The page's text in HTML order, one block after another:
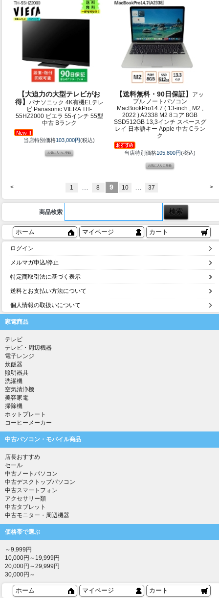
【大迫力の大型テレビがお
得】
パナソニック 4K有機ELテレ
ビ Panasonic VIERA TH-
55HZ2000 ビエラ 55インチ 55型
中古 Bランク
当店特別価格103,000円(税込)
【送料無料・90日保証】
アッ
プル ノートパソコン
MacBookPro14.7 ( 13-inch , M2 ,
2022 ) A2338 M2 8コア 8GB
SSD512GB 13,3インチ スペースグ
レイ 日本語キー Apple 中古 Cラン
ク
当店特別価格105,800円(税込)
< >
1 8 9 10 37
商品検索
ホーム マイページ カート
ログイン
メルマガ申込/停止
特定商取引法に基づく表示
送料とお支払い方法について
個人情報の取扱いについて
家電商品
テレビ
テレビ・周辺機器
電子レンジ
炊飯器
照明器具
洗濯機
空気清浄機
美容家電
掃除機
ホットプレート
コーヒーメーカー
中古パソコン・モバイル商品
店長おすすめ
セール
中古ノートパソコン
中古デスクトップパソコン
中古スマートフォン
アクセサリー類
中古タブレット
中古モニター・周辺機器
価格帯で選ぶ
～9,999円
10,000円～19,999円
20,000円～29,999円
30,000円～
ホーム マイページ カート